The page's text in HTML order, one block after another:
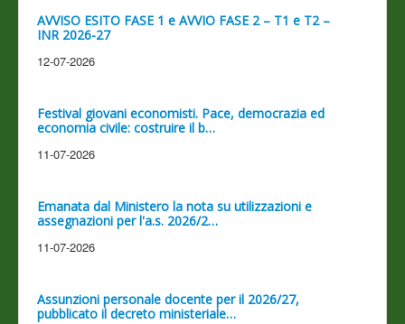
AVVISO ESITO FASE 1 e AVVIO FASE 2 – T1 e T2 –
INR 2026-27
12-07-2026
Festival giovani economisti. Pace, democrazia ed
economia civile: costruire il b…
11-07-2026
Emanata dal Ministero la nota su utilizzazioni e
assegnazioni per l'a.s. 2026/2…
11-07-2026
Assunzioni personale docente per il 2026/27,
pubblicato il decreto ministeriale…